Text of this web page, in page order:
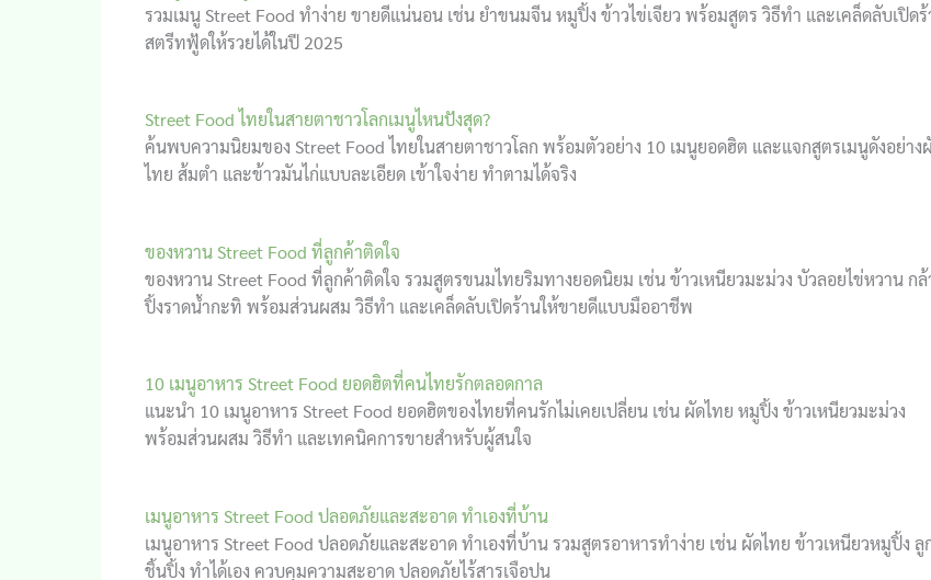
รวมเมนู Street Food ทำง่าย ขายดีแน่นอน เช่น ยำขนมจีน หมูปิ้ง ข้าวไข่เจียว พร้อมสูตร วิธีทำ และเคล็ดลับเปิด
สตรีทฟู้ดให้รวยได้ในปี 2025
Street Food ไทยในสายตาชาวโลกเมนูไหนปังสุด?
ค้นพบความนิยมของ Street Food ไทยในสายตาชาวโลก พร้อมตัวอย่าง 10 เมนูยอดฮิต และแจกสูตรเมนูดังอย่าง
ไทย ส้มตำ และข้าวมันไก่แบบละเอียด เข้าใจง่าย ทำตามได้จริง
ของหวาน Street Food ที่ลูกค้าติดใจ
ของหวาน Street Food ที่ลูกค้าติดใจ รวมสูตรขนมไทยริมทางยอดนิยม เช่น ข้าวเหนียวมะม่วง บัวลอยไข่หวาน กล้
ปิ้งราดน้ำกะทิ พร้อมส่วนผสม วิธีทำ และเคล็ดลับเปิดร้านให้ขายดีแบบมืออาชีพ
10 เมนูอาหาร Street Food ยอดฮิตที่คนไทยรักตลอดกาล
แนะนำ 10 เมนูอาหาร Street Food ยอดฮิตของไทยที่คนรักไม่เคยเปลี่ยน เช่น ผัดไทย หมูปิ้ง ข้าวเหนียวมะม่วง
พร้อมส่วนผสม วิธีทำ และเทคนิคการขายสำหรับผู้สนใจ
เมนูอาหาร Street Food ปลอดภัยและสะอาด ทำเองที่บ้าน
เมนูอาหาร Street Food ปลอดภัยและสะอาด ทำเองที่บ้าน รวมสูตรอาหารทำง่าย เช่น ผัดไทย ข้าวเหนียวหมูปิ้ง ลู
ชิ้นปิ้ง ทำได้เอง ควบคุมความสะอาด ปลอดภัยไร้สารเจือปน